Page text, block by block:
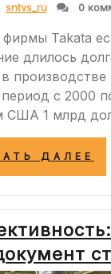
sntvs_ru 0
Takata
длилось
с 2000
США 1 млрд
ДАЛЕЕ